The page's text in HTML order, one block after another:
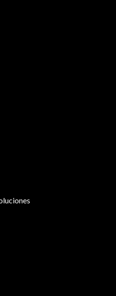
hayan comprado este